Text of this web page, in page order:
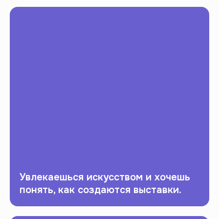
Увлекаешься искусством и хочешь
понять, как создаются выставки.